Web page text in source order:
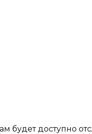
будет доступно